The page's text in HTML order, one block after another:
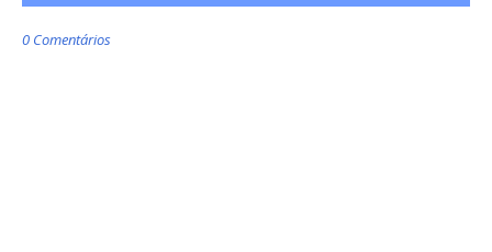
0 Comentários